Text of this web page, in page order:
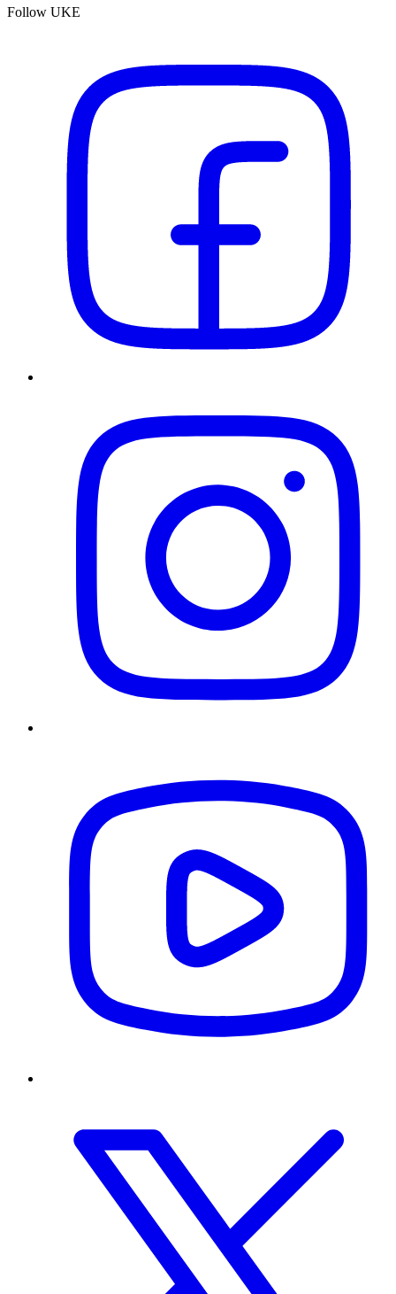
Follow UKE